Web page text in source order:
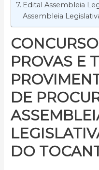
Edital Assembleia
Assembleia
PROVAS E
DE
DO